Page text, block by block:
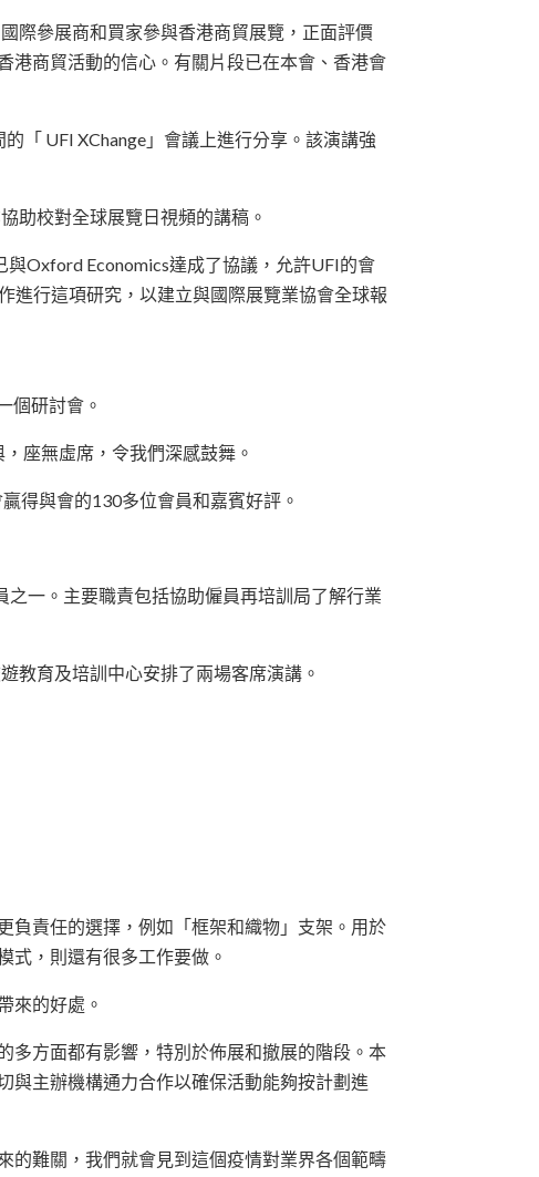
際參展商和買家參與香港商貿展覽，正面評價
港商貿活動的信心。有關片段已在本會、香港會
「 UFI XChange」會議上進行分享。該演講強
助校對全球展覽日視頻的講稿。
Oxford Economics達成了協議，允許UFI的會
進行這項研究，以建立與國際展覽業協會全球報
個研討會。
座無虛席，令我們深感鼓舞。
得與會的130多位會員和嘉賓好評。
一。主要職責包括協助僱員再培訓局了解行業
教育及培訓中心安排了兩場客席演講。
負責任的選擇，例如「框架和織物」支架。用於
式，則還有很多工作要做。
來的好處。
多方面都有影響，特別於佈展和撤展的階段。本
與主辦機構通力合作以確保活動能夠按計劃進
的難關，我們就會見到這個疫情對業界各個範疇